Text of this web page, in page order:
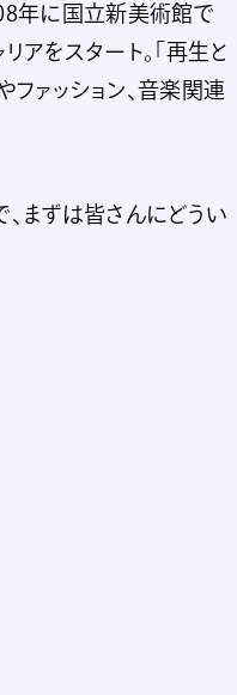
年に国立新美術館で
アをスタート。「再生と
ァッション、音楽関連
まずは皆さんにどうい